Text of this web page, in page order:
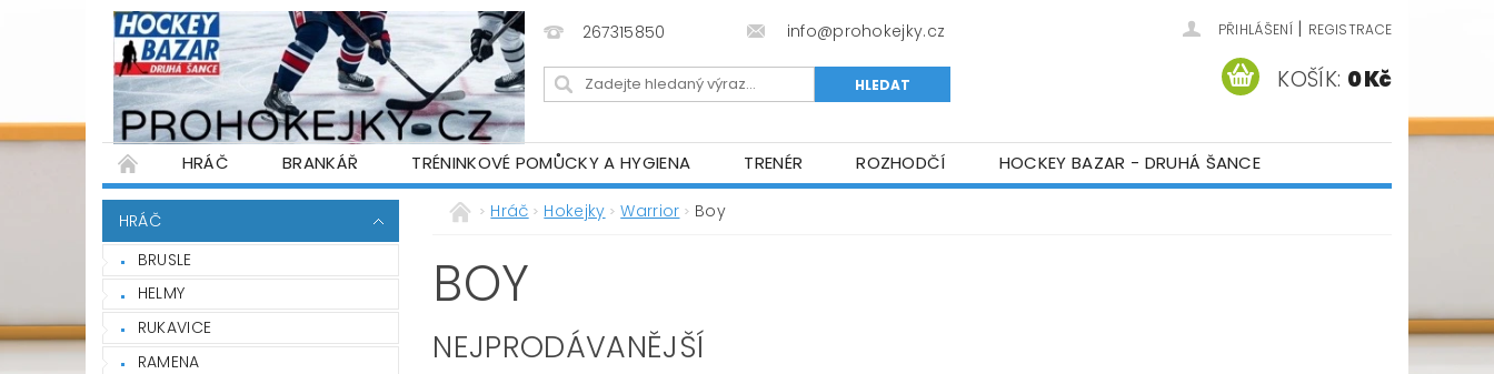
267315850 info@prohokejky.cz PŘIHLÁŠENÍ | REGISTRACE
KOŠÍK: 0 Kč
HRÁČ BRANKÁŘ TRÉNINKOVÉ POMŮCKY A HYGIENA TRENÉR ROZHODČÍ
HOCKEY BAZAR - DRUHÁ ŠANCE
PŮJČOVNA HOKEJOVÉ VÝSTROJE
WARRIOR OBLEČENÍ OBCHODNÍ PODMÍNKY
PODMÍNKY OCHRANY OSOBNÍCH ÚDAJŮ
HRÁČ
BRUSLE
HELMY
RUKAVICE
RAMENA
Hráč Hokejky Warrior Boy
BOY
NEJPRODÁVANĚJŠÍ